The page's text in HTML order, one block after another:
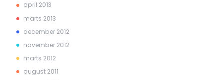
april 2013
marts 2013
december 2012
november 2012
marts 2012
august 2011